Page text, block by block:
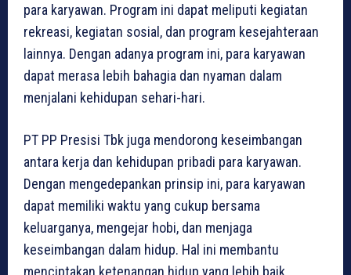
para karyawan. Program ini dapat meliputi kegiatan
rekreasi, kegiatan sosial, dan program kesejahteraan
lainnya. Dengan adanya program ini, para karyawan
dapat merasa lebih bahagia dan nyaman dalam
menjalani kehidupan sehari-hari.
PT PP Presisi Tbk juga mendorong keseimbangan
antara kerja dan kehidupan pribadi para karyawan.
Dengan mengedepankan prinsip ini, para karyawan
dapat memiliki waktu yang cukup bersama
keluarganya, mengejar hobi, dan menjaga
keseimbangan dalam hidup. Hal ini membantu
menciptakan ketenangan hidup yang lebih baik.